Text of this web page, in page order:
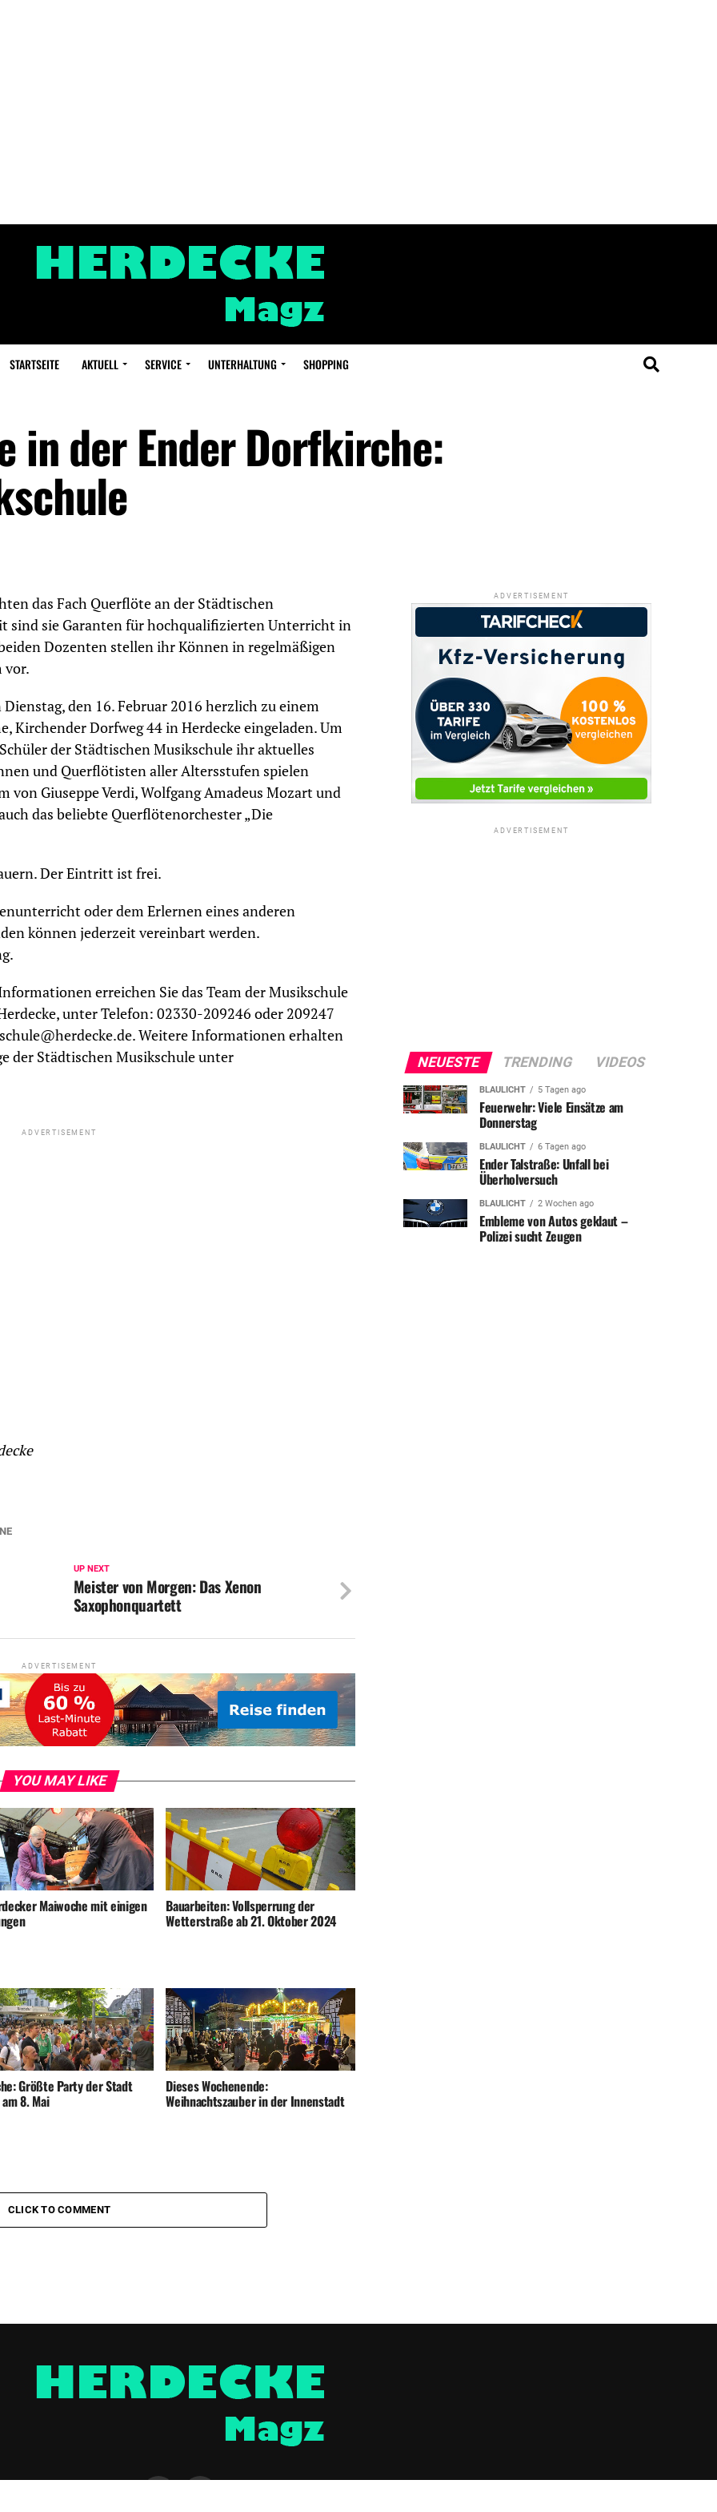
STARTSEITE AKTUELL SERVICE UNTERHALTUNG SHOPPING
in der Ender Dorfkirche:
das Fach Querflöte an der Städtischen
sind sie Garanten für hochqualifizierten Unterricht in
Dozenten stellen ihr Können in regelmäßigen
vor.
den 16. Februar 2016 herzlich zu einem
Kirchender Dorfweg 44 in Herdecke eingeladen. Um
der Städtischen Musikschule ihr aktuelles
und Querflötisten aller Altersstufen spielen
von Giuseppe Verdi, Wolfgang Amadeus Mozart und
das beliebte Querflötenorchester „Die
Der Eintritt ist frei.
oder dem Erlernen eines anderen
können jederzeit vereinbart werden.
erreichen Sie das Team der Musikschule
unter Telefon: 02330-209246 oder 209247
Weitere Informationen erhalten
der Städtischen Musikschule unter
ADVERTISEMENT
UP NEXT
Meister von Morgen: Das Xenon
Saxophonquartett
ADVERTISEMENT
YOU MAY LIKE
Maiwoche mit einigen Bauarbeiten: Vollsperrung der
Wetterstraße ab 21. Oktober 2024
Größte Party der Stadt
8. Mai
Dieses Wochenende:
Weihnachtszauber in der Innenstadt
CLICK TO COMMENT
ADVERTISEMENT
ADVERTISEMENT
NEUESTE TRENDING VIDEOS
BLAULICHT 5 Tagen ago
Feuerwehr: Viele Einsätze am
Donnerstag
BLAULICHT 6 Tagen ago
Ender Talstraße: Unfall bei
Überholversuch
BLAULICHT 2 Wochen ago
Embleme von Autos geklaut –
Polizei sucht Zeugen